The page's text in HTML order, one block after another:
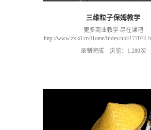
三维粒子保姆教学
更多商业教学 尽在课吧
http://www.zxk8.cn/Home/Index/uid/
以加群(课程所用素材和插件，均在
466106974 群里干货满满 可以加我们导
录制完成 浏览：1,289次